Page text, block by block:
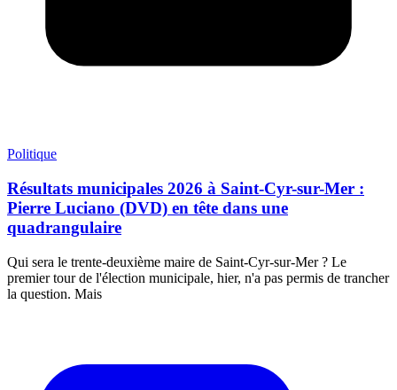
Politique
Résultats municipales 2026 à Saint-Cyr-sur-Mer :
Pierre Luciano (DVD) en tête dans une
quadrangulaire
Qui sera le trente-deuxième maire de Saint-Cyr-sur-Mer ? Le
premier tour de l'élection municipale, hier, n'a pas permis de trancher
la question. Mais